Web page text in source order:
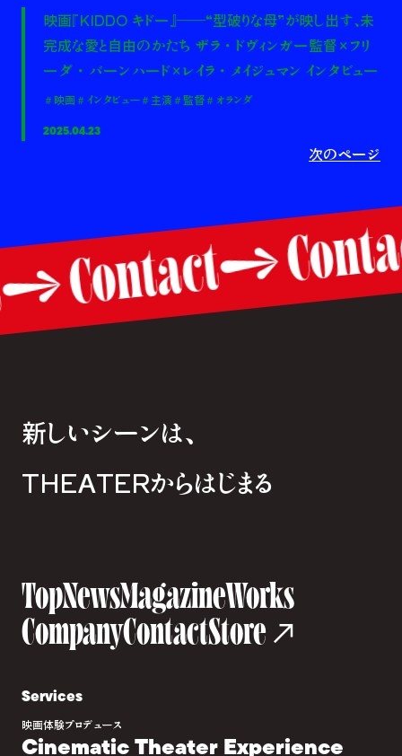
映画『KIDDO キドー』――“型破りな母”が映し出す、未
完成な愛と自由のかたち ザラ・ドヴィンガー監督×フリ
ーダ・バーンハード×レイラ・メイジュマン インタビュー
＃映画＃インタビュー＃主演 ＃監督＃オランダ
2025.04.23
次のページ
Contact
新しいシーンは、
THEATERからはじまる
TopNewsMagazineWorks
CompanyContactStore
Services
映画体験プロデュース
Cinematic Theater Experience